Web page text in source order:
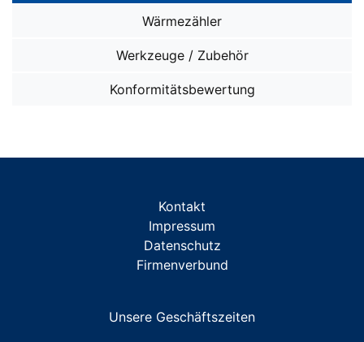
Wasserzähler SMART i OMS
Wasserzähler SMART M
Ventil-Installationen
ZUBEHÖR Messkapsel TKS
ZUBEHÖR Messkapsel KOAX G2
ZUBEHÖR Werkzeuge
Wärmezähler
Wärmezähler SMART W OMS
Wärmezähler ohne Funk
Werkzeuge / Zubehör
sonstiges ZUBEHÖR
Konformitätsbewertung
Kontakt
Impressum
Datenschutz
Firmenverbund
Unsere Geschäftszeiten